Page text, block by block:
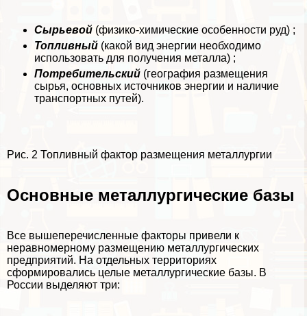
Сырьевой (физико-химические особенности руд) ;
Топливный (какой вид энергии необходимо
использовать для получения металла) ;
Потребительский (география размещения
сырья, основных источников энергии и наличие
трaнcпортных путей).
Рис. 2 Топливный фактор размещения металлургии
Основные металлургические базы
Все вышеперечисленные факторы привели к
неравномерному размещению металлургических
предприятий. На отдельных территориях
сформировались целые металлургические базы. В
России выделяют три: